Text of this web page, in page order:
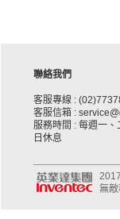
聯絡我們
客服專線 :
客服信箱 :
服務時間 : 每週一
日休息
無